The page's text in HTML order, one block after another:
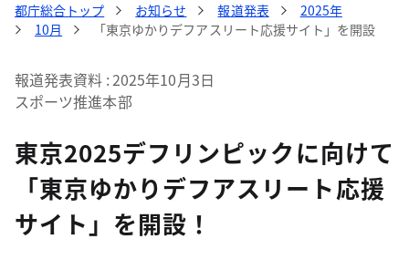
都庁総合トップ お知らせ 報道発表
2025年
10月
「東京ゆかりデフアスリート応援サイト」を開設
報道発表資料 2025年10月3日
スポーツ推進本部
東京2025デフリンピックに向けて
「東京ゆかりデフアスリート応援
サイト」を開設！